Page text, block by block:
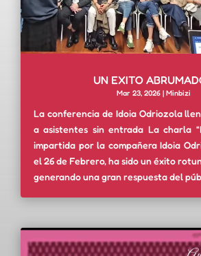
UN EXITO
Mar 23, 2026 | Minbizi
La conferencia de Idoia Odriozola
a asistentes sin entrada La charla
impartida por la compañera Idoia
el 26 de Febrero, ha sido un éxito
generando una gran respuesta del